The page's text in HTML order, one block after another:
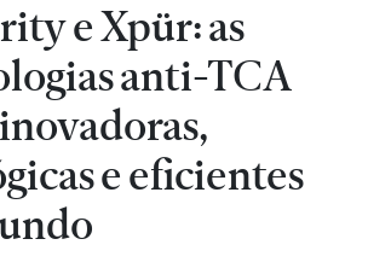
e Xpür: as
anti-TCA
e eficientes